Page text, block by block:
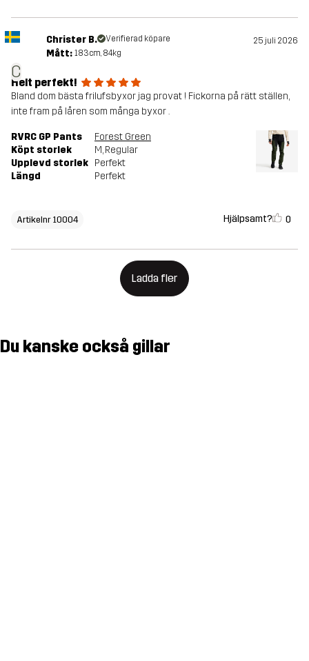
C
Christer B. Verifierad köpare 25 juli 2026
Mått: 183cm, 84kg
Helt perfekt!
Bland dom bästa frilufsbyxor jag provat ! Fickorna på rätt ställen,
inte fram på låren som många byxor .
RVRC GP Pants
Forest Green
Köpt storlek
M, Regular
Upplevd storlek Perfekt
Längd
Perfekt
Artikelnr 10004 Hjälpsamt? 0
Ladda fler
Du kanske också gillar